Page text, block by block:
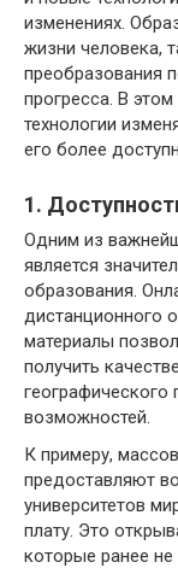
изменениях.
жизни человека,
преобразования
прогресса. В
технологии
его более
1.
Одним из
является
образования.
дистанционного
материалы
получить
возможностей.
К примеру,
предоставляют
университетов
плату. Это
которые ранее